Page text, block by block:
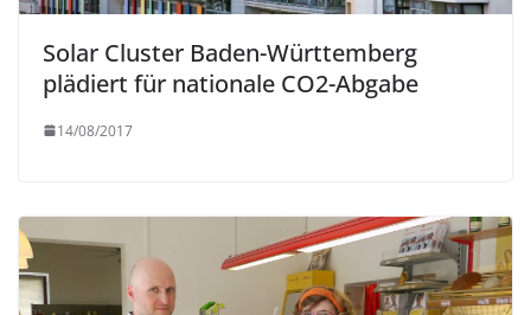
Solar Cluster Baden-Württemberg
plädiert für nationale CO2-Abgabe
14/08/2017